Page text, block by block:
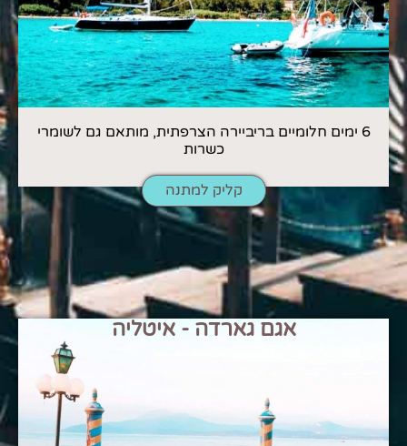
6 ימים חלומיים בריביירה הצרפתית, מותאם גם לשומרי
כשרות
קליק למתנה
אגם גארדה - איטליה